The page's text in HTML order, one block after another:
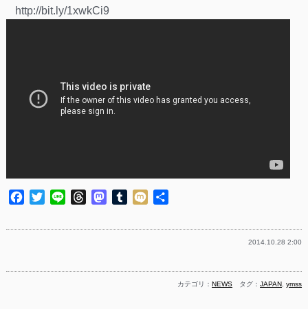
http://bit.ly/1xwkCi9
Facebook
TwitterLine ThreadsMastodon
Tumblr
Mixi
2014.10.28 2:00
カテゴリ：NEWS タグ：JAPAN ,ymss